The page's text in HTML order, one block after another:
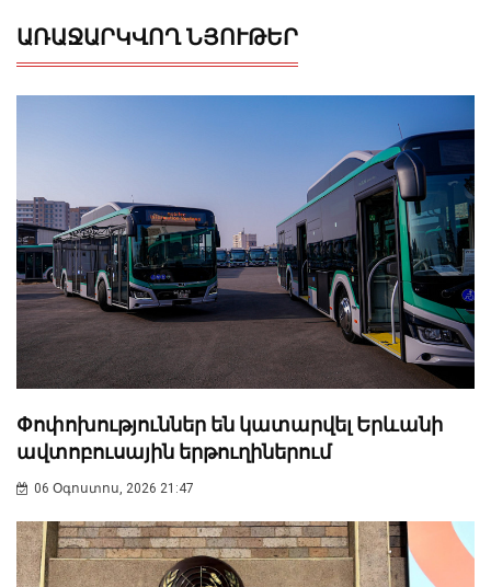
ԱՌԱՋԱՐԿՎՈՂ ՆՅՈՒԹԵՐ
Փոփոխություններ են կատարվել Երևանի
ավտոբուսային երթուղիներում
06 Օգոստոս, 2026 21:47